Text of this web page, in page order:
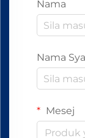
Nama
Nama
Mesej